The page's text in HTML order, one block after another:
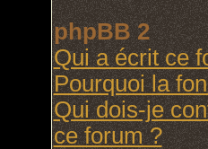
phpBB 2
Qui a écrit ce
Pourquoi la
Qui dois-je
ce forum ?